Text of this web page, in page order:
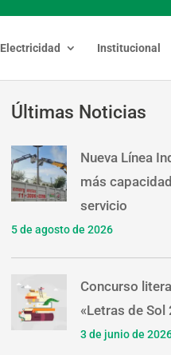
Electricidad Institucional
Últimas Noticias
Nueva Línea
más
servicio
5 de agosto de 2026
Concurso
«Letras de Sol
3 de junio de